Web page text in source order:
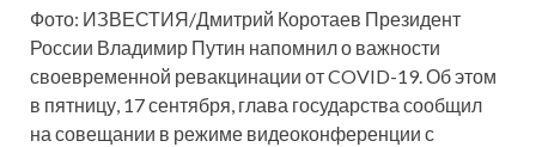
Фото: ИЗВЕСТИЯ/Дмитрий Коротаев Президент
России Владимир Путин напомнил о важности
своевременной ревакцинации от COVID-19. Об этом
в пятницу, 17 сентября, глава государства сообщил
на совещании в режиме видеоконференции с